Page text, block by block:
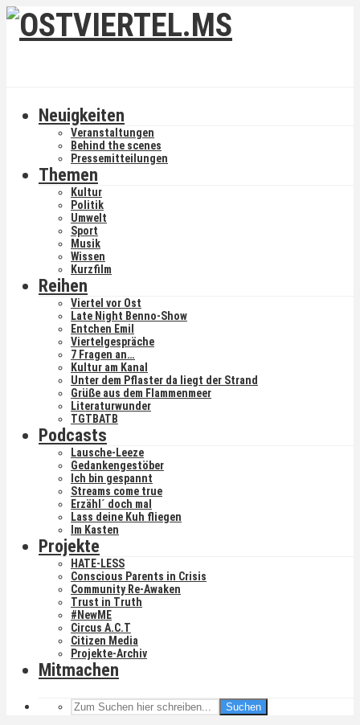
Neuigkeiten
Veranstaltungen
Behind the scenes
Pressemitteilungen
Themen
Kultur
Politik
Umwelt
Sport
Musik
Wissen
Kurzfilm
Reihen
Viertel vor Ost
Late Night Benno-Show
Entchen Emil
Viertelgespräche
7 Fragen an…
Kultur am Kanal
Unter dem Pflaster da liegt der Strand
Grüße aus dem Flammenmeer
Literaturwunder
TGTBATB
Podcasts
Lausche-Leeze
Gedankengestöber
Ich bin gespannt
Streams come true
Erzähl´ doch mal
Lass deine Kuh fliegen
Im Kasten
Projekte
HATE-LESS
Conscious Parents in Crisis
Community Re-Awaken
Trust in Truth
#NewME
Circus A.C.T
Citizen Media
Projekte-Archiv
Mitmachen
Suchen